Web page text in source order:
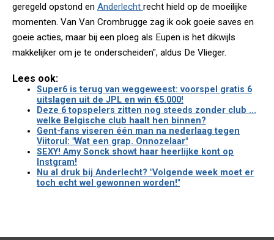
geregeld opstond en Anderlecht recht hield op de moeilijke
momenten. Van Van Crombrugge zag ik ook goeie saves en
goeie acties, maar bij een ploeg als Eupen is het dikwijls
makkelijker om je te onderscheiden", aldus De Vlieger.
Lees ook:
Super6 is terug van weggeweest: voorspel gratis 6
uitslagen uit de JPL en win €5.000!
Deze 6 topspelers zitten nog steeds zonder club ...
welke Belgische club haalt hen binnen?
Gent-fans viseren één man na nederlaag tegen
Viitorul: "Wat een grap. Onnozelaar"
SEXY! Amy Sonck showt haar heerlijke kont op
Instgram!
Nu al druk bij Anderlecht? "Volgende week moet er
toch echt wel gewonnen worden!"